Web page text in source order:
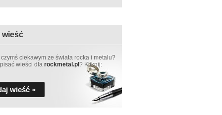
wieść
ciekawym ze świata rocka i metalu?
wieści dla rockmetal.pl ? Kliknij:
wieść »